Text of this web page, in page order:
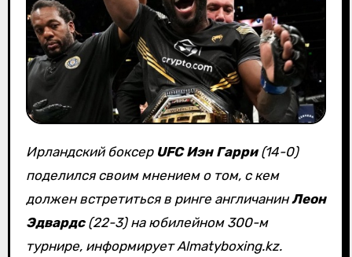
Ирландский боксер UFC Иэн Гарри(14-0)
поделился своим мнением о том, с кем
должен встретиться в ринге англичанинЛеон
Эдвардс(22-3) на юбилейном 300-м
турнире, информирует Almatyboxing.kz.